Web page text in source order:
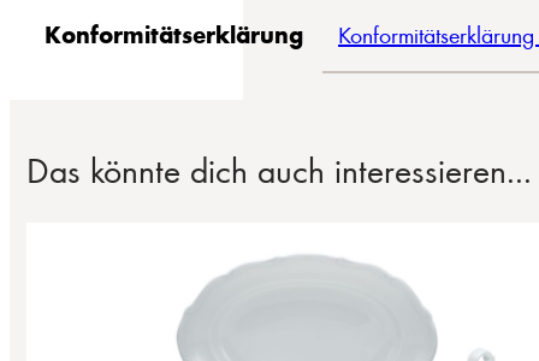
Konformitätserklärung
Das könnte dich auch interessieren...